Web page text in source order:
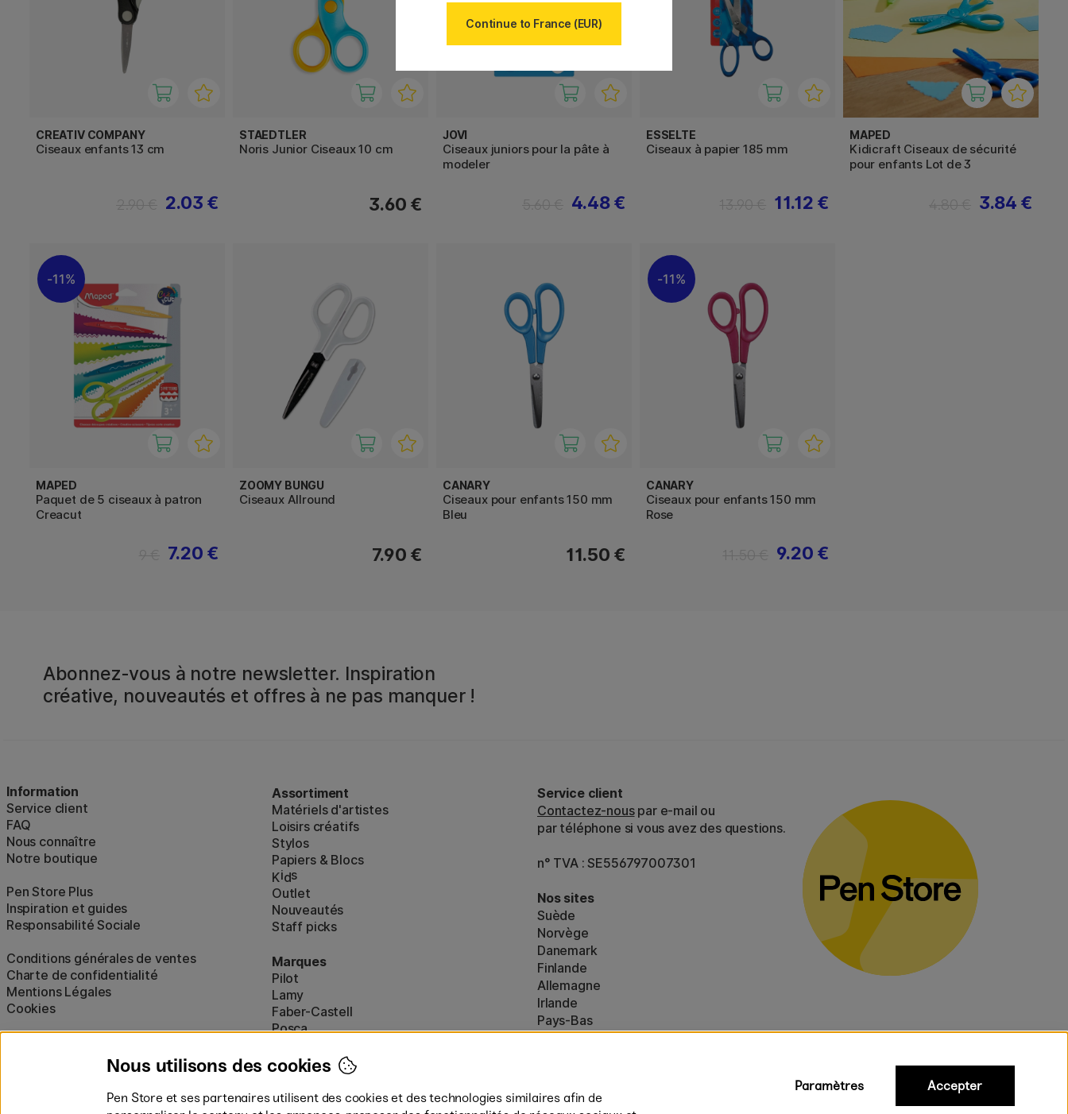
CREATIV COMPANY
Ciseaux enfants 13 cm
2.03 €
STAEDTLER
Noris Junior Ciseaux 10 cm
3.60 €
JOVI
Ciseaux juniors pour la pâte à
modeler
4.48 €
ESSELTE
Ciseaux à papier 185 mm
11.12 €
MAPED
Kidicraft Ciseaux de sécurité
pour enfants Lot de 3
3.84 €
11%
MAPED
Paquet de 5 ciseaux à patron
Creacut
7.20 €
ZOOMY BUNGU
Ciseaux Allround
7.90 €
CANARY
Ciseaux pour enfants 150 mm
Bleu
11.50 €
11%
CANARY
Ciseaux pour enfants 150 mm
Rose
9.20 €
Abonnez-vous à notre newsletter. Inspiration
créative, nouveautés et offres à ne pas manquer !
Information
Service client
FAQ
Nous connaître
Notre boutique
Pen Store Plus
Inspiration et guides
Responsabilité Sociale
Conditions générales de ventes
Charte de confidentialité
Mentions Légales
Cookies
Assortiment
Matériels d'artistes
Loisirs créatifs
Stylos
Papiers & Blocs
Kids
Outlet
Nouveautés
Staff picks
Marques
Pilot
Lamy
Faber-Castell
Posca
Afficher toutes (160)
Service client
Contactez-nouspar e-mail ou
par téléphone si vous avez des questions.
n° TVA : SE556797007301
Nos sites
Suède
Norvège
Danemark
Finlande
Allemagne
Irlande
Pays-Bas
Royaume-Uni
* Des conditions de livraison
s’appliquent aux produits volumineux.
Continue to France (EUR)
Nous utilisons des cookies
Pen Store et ses partenaires utilisent des cookies et des technologies similaires afin de
Paramètres Accepter